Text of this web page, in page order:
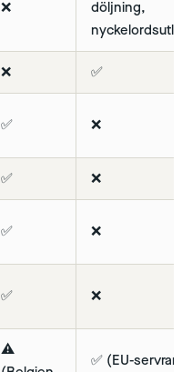
❌
döljning,
❌ ✅
✅ ❌
✅ ❌
✅ ❌
✅ ❌
⚠️
✅ (EU-servrar,